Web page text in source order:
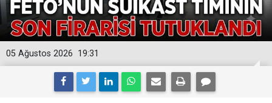
19:31
05 Ağustos 2026